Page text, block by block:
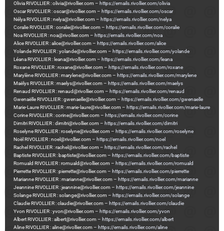
Olivia RIVOLLIER : olivia@rivollier.com – https://emails.rivollier.com/olivia
Oscar RIVOLLIER : oscar@rivollier.com – https://emails.rivollier.com/oscar
Nélya RIVOLLIER : nelya@rivollier.com – https://emails.rivollier.com/nelya
Coralie RIVOLLIER : coralie@rivollier.com – https://emails.rivollier.com/coralie
Noa RIVOLLIER : noa@rivollier.com – https://emails.rivollier.com/noa
Alice RIVOLLIER : alice@rivollier.com – https://emails.rivollier.com/alice
Yolande RIVOLLIER : yolande@rivollier.com – https://emails.rivollier.com/yolande
Léana RIVOLLIER : leana@rivollier.com – https://emails.rivollier.com/leana
Roxane RIVOLLIER : roxane@rivollier.com – https://emails.rivollier.com/roxane
Marylène RIVOLLIER : marylene@rivollier.com – https://emails.rivollier.com/marylene
Maëlys RIVOLLIER : maelys@rivollier.com – https://emails.rivollier.com/maelys
Renaud RIVOLLIER : renaud@rivollier.com – https://emails.rivollier.com/renaud
Gwenaëlle RIVOLLIER : gwenaelle@rivollier.com – https://emails.rivollier.com/gwenaelle
Marie-Laure RIVOLLIER : marie-laure@rivollier.com – https://emails.rivollier.com/marie-laure
Corine RIVOLLIER : corine@rivollier.com – https://emails.rivollier.com/corine
Dimitri RIVOLLIER : dimitri@rivollier.com – https://emails.rivollier.com/dimitri
Roselyne RIVOLLIER : roselyne@rivollier.com – https://emails.rivollier.com/roselyne
Noël RIVOLLIER : noel@rivollier.com – https://emails.rivollier.com/noel
Rachel RIVOLLIER : rachel@rivollier.com – https://emails.rivollier.com/rachel
Baptiste RIVOLLIER : baptiste@rivollier.com – https://emails.rivollier.com/baptiste
Romuald RIVOLLIER : romuald@rivollier.com – https://emails.rivollier.com/romuald
Pierrette RIVOLLIER : pierrette@rivollier.com – https://emails.rivollier.com/pierrette
Marianne RIVOLLIER : marianne@rivollier.com – https://emails.rivollier.com/marianne
Jeannine RIVOLLIER : jeannine@rivollier.com – https://emails.rivollier.com/jeannine
Solange RIVOLLIER : solange@rivollier.com – https://emails.rivollier.com/solange
Claudie RIVOLLIER : claudie@rivollier.com – https://emails.rivollier.com/claudie
Yvon RIVOLLIER : yvon@rivollier.com – https://emails.rivollier.com/yvon
Albert RIVOLLIER : albert@rivollier.com – https://emails.rivollier.com/albert
Aline RIVOLLIER : aline@rivollier.com – https://emails.rivollier.com/aline